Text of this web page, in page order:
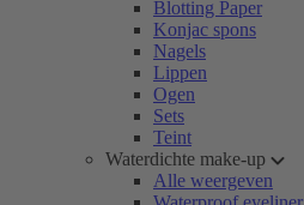
Blotting Paper
Konjac spons
Nagels
Lippen
Ogen
Sets
Teint
Waterdichte make-up
Alle weergeven